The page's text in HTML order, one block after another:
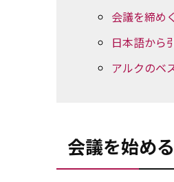
会議を締め
日本語から
アルクのベ
会議を始める